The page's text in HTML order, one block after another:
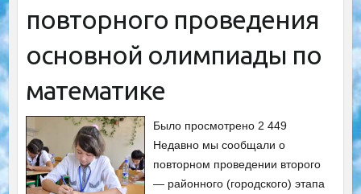
повторного проведения
основной олимпиады по
математике
Было просмотрено 2 449
Недавно мы сообщали о
повторном проведении второго
— районного (городского) этапа